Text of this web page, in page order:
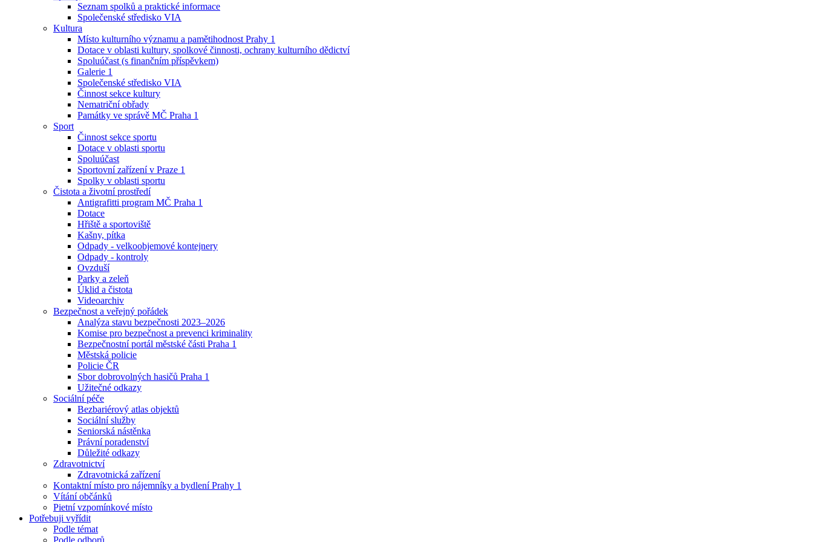
Seznam spolků a praktické informace
Společenské středisko VIA
Kultura
Místo kulturního významu a pamětihodnost Prahy 1
Dotace v oblasti kultury, spolkové činnosti, ochrany kulturního dědictví
Spoluúčast (s finančním příspěvkem)
Galerie 1
Společenské středisko VIA
Činnost sekce kultury
Nematriční obřady
Památky ve správě MČ Praha 1
Sport
Činnost sekce sportu
Dotace v oblasti sportu
Spoluúčast
Sportovní zařízení v Praze 1
Spolky v oblasti sportu
Čistota a životní prostředí
Antigrafitti program MČ Praha 1
Dotace
Hřiště a sportoviště
Kašny, pítka
Odpady - velkoobjemové kontejnery
Odpady - kontroly
Ovzduší
Parky a zeleň
Úklid a čistota
Videoarchiv
Bezpečnost a veřejný pořádek
Analýza stavu bezpečnosti 2023–2026
Komise pro bezpečnost a prevenci kriminality
Bezpečnostní portál městské části Praha 1
Městská policie
Policie ČR
Sbor dobrovolných hasičů Praha 1
Užitečné odkazy
Sociální péče
Bezbariérový atlas objektů
Sociální služby
Seniorská nástěnka
Právní poradenství
Důležité odkazy
Zdravotnictví
Zdravotnická zařízení
Kontaktní místo pro nájemníky a bydlení Prahy 1
Vítání občánků
Pietní vzpomínkové místo
Potřebuji vyřídit
Podle témat